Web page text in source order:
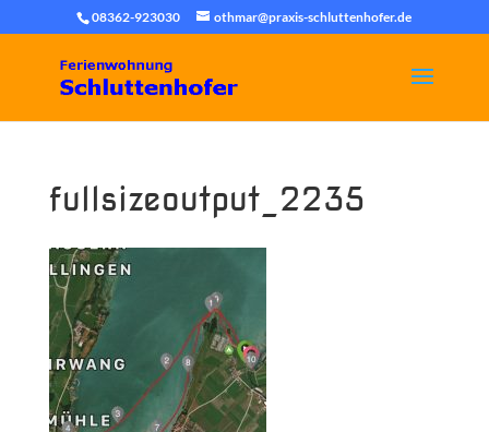
08362-923030 othmar@praxis-schluttenhofer.de
fullsizeoutput_2235